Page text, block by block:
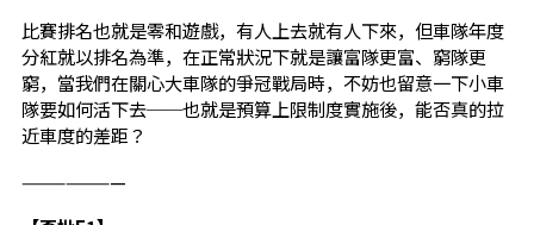
比賽排名也就是零和遊戲，有人上去就有人下來，但車隊年度
分紅就以排名為準，在正常狀況下就是讓富隊更富、窮隊更
窮，當我們在關心大車隊的爭冠戰局時，不妨也留意一下小車
隊要如何活下去──也就是預算上限制度實施後，能否真的拉
近車度的差距？
———————